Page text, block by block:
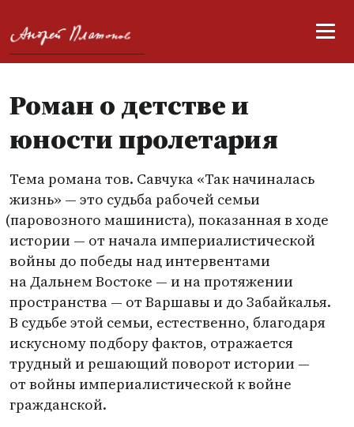
Роман о детстве и
юности пролетария
Тема романа тов. Савчука «Так начиналась
жизнь» — это судьба рабочей семьи
(паровозного машиниста), показанная в ходе
истории — от начала империалистической
войны до победы над интервентами
на Дальнем Востоке — и на протяжении
пространства — от Варшавы и до Забайкалья.
В судьбе этой семьи, естественно, благодаря
искусному подбору фактов, отражается
трудный и решающий поворот истории —
от войны империалистической к войне
гражданской.